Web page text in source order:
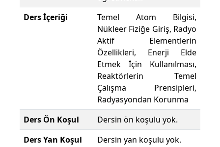
Ders İçeriği
Temel Atom Bilgisi,
Nükleer Fiziğe Giriş, Radyo
Aktif Elementlerin
Özellikleri, Enerji Elde
Etmek İçin Kullanılması,
Reaktörlerin Temel
Çalışma Prensipleri,
Radyasyondan Korunma
Ders Ön Koşul
Dersin ön koşulu yok.
Ders Yan Koşul
Dersin yan koşulu yok.